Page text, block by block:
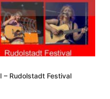
– Rudolstadt Festival